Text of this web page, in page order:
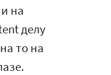
на
делу
то на